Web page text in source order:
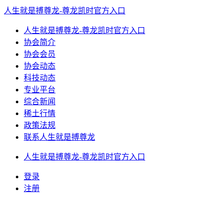
人生就是搏尊龙-尊龙凯时官方入口
人生就是搏尊龙-尊龙凯时官方入口
协会简介
协会会员
协会动态
科技动态
专业平台
综合新闻
稀土行情
政策法规
联系人生就是搏尊龙
人生就是搏尊龙-尊龙凯时官方入口
登录
注册